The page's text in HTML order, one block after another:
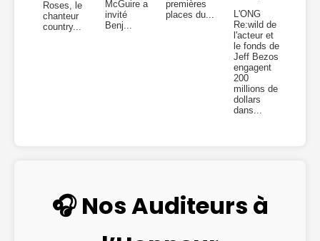
Roses, le
chanteur
country...
McGuire a
invité
Benj...
premières
places du...
L'ONG
Re:wild de
l'acteur et
le fonds de
Jeff Bezos
engagent
200
millions de
dollars
dans...
🎧 Nos Auditeurs à